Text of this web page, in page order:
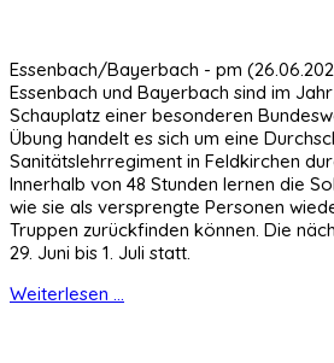
Essenbach/Bayerbach - pm
Essenbach und Bayerbach sind im
Schauplatz einer besonderen
Übung handelt es sich um eine
Sanitätslehrregiment in Feldkirchen
Innerhalb von 48 Stunden lernen die
wie sie als versprengte Personen
Truppen zurückfinden können. Die
29. Juni bis 1. Juli statt.
Weiterlesen ...